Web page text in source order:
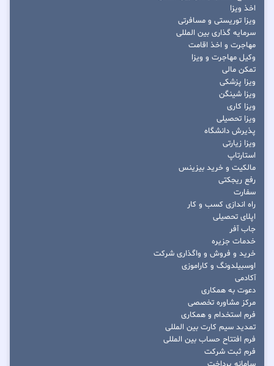
اخذ ویزا
ویزا توریستی و مسافرتی
سرمایه گذاری بین المللی
مهاجرت و اخذ اقامت
وکیل مهاجرت و ویزا
تمکن مالی
ویزا پزشکی
ویزا شینگن
ویزا کاری
ویزا تحصیلی
پذیرش دانشگاه
ویزا زیارتی
استارتاپ
مالکیت و خرید بیزینس
رفع ریجکتی
سفارت
راه اندازی کسب و کار
اپلای تحصیلی
جاب آفر
خدمات جزیره
خرید و فروش و واگذاری شرکت
اوسبیلدونگ و کاراموزی
آکادمی
دعوت به همکاری
مرکز مشاوره تخصصی
فرم استخدام و همکاری
تمدید سیم کارت بین المللی
فرم افتتاح حساب بین المللی
فرم ثبت شرکت